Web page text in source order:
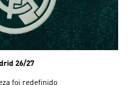
26/27
foi redefinido